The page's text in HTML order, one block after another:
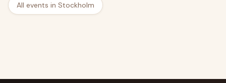
All events in Stockholm